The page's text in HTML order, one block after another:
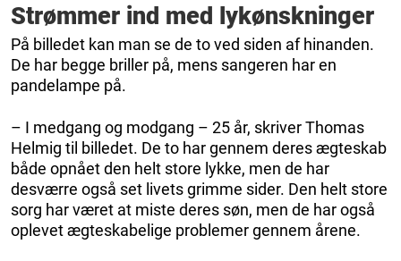
Strømmer ind med lykønskninger
På billedet kan man se de to ved siden af hinanden.
De har begge briller på, mens sangeren har en
pandelampe på.
– I medgang og modgang – 25 år, skriver Thomas
Helmig til billedet. De to har gennem deres ægteskab
både opnået den helt store lykke, men de har
desværre også set livets grimme sider. Den helt store
sorg har været at miste deres søn, men de har også
oplevet ægteskabelige problemer gennem årene.